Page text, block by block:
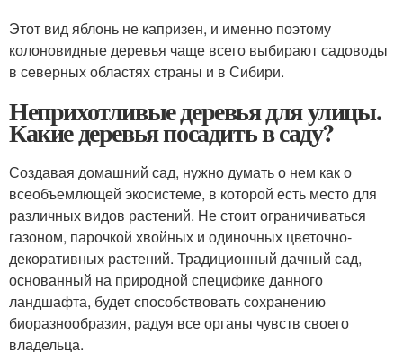
Этот вид яблонь не капризен, и именно поэтому
колоновидные деревья чаще всего выбирают садоводы
в северных областях страны и в Сибири.
Неприхотливые деревья для улицы.
Какие деревья посадить в саду?
Создавая домашний сад, нужно думать о нем как о
всеобъемлющей экосистеме, в которой есть место для
различных видов растений. Не стоит ограничиваться
газоном, парочкой хвойных и одиночных цветочно-
декоративных растений. Традиционный дачный сад,
основанный на природной специфике данного
ландшафта, будет способствовать сохранению
биоразнообразия, радуя все органы чувств своего
владельца.